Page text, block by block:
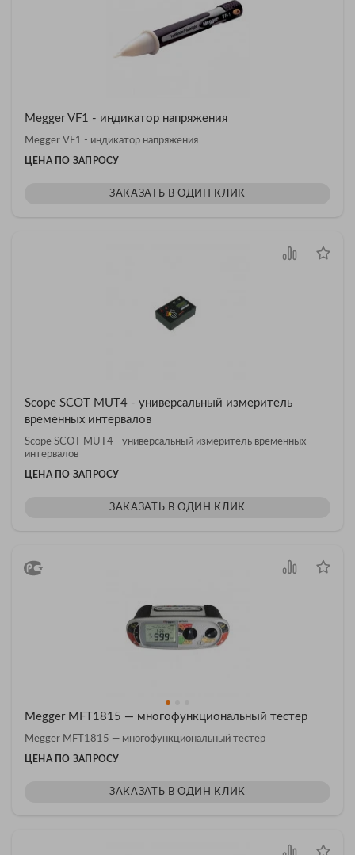
Megger VF1 - индикатор напряжения
Megger VF1 - индикатор напряжения
ЦЕНА ПО ЗАПРОСУ
ЗАКАЗАТЬ В ОДИН КЛИК
Scope SCOT MUT4 - универсальный измеритель
временных интервалов
Scope SCOT MUT4 - универсальный измеритель временных
интервалов
ЦЕНА ПО ЗАПРОСУ
ЗАКАЗАТЬ В ОДИН КЛИК
Megger MFT1815 — многофункциональный тестер
Megger MFT1815 — многофункциональный тестер
ЦЕНА ПО ЗАПРОСУ
ЗАКАЗАТЬ В ОДИН КЛИК